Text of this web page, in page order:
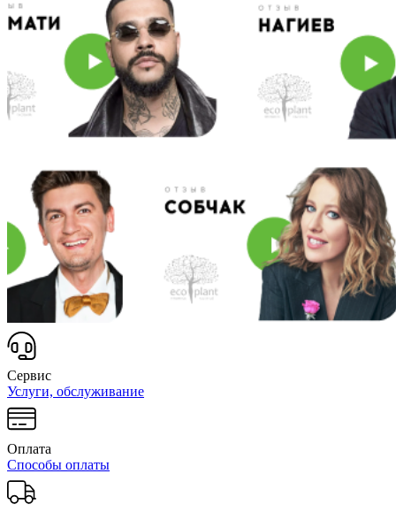
Сервис
Услуги, обслуживание
Оплата
Способы оплаты